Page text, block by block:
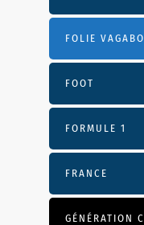
FOLIE
FOOT
FORMULE 1
FRANCE
GÉNÉRATION